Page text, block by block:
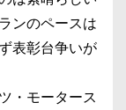
ンのペースは
表彰台争いが
・モータース